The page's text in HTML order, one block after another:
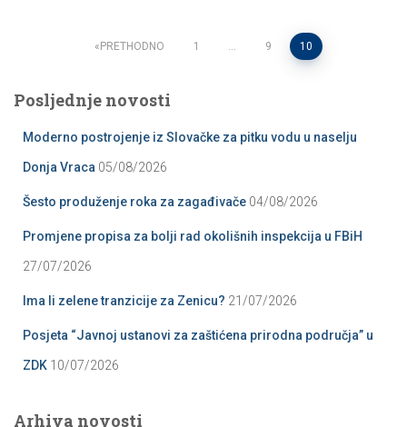
pagination
PRETHODNO 1 … 9 10
Posljednje novosti
Moderno postrojenje iz Slovačke za pitku vodu u naselju
Donja Vraca 05/08/2026
Šesto produženje roka za zagađivače 04/08/2026
Promjene propisa za bolji rad okolišnih inspekcija u FBiH
27/07/2026
Ima li zelene tranzicije za Zenicu? 21/07/2026
Posjeta “Javnoj ustanovi za zaštićena prirodna područja” u
ZDK 10/07/2026
Arhiva novosti